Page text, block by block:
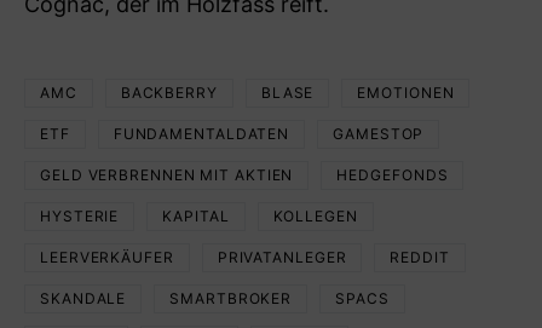
AMC BACKBERRY BLASE EMOTIONEN
ETF FUNDAMENTALDATEN GAMESTOP
GELD VERBRENNEN MIT AKTIEN HEDGEFONDS
HYSTERIE KAPITAL KOLLEGEN
LEERVERKÄUFER PRIVATANLEGER REDDIT
SKANDALE SMARTBROKER SPACS